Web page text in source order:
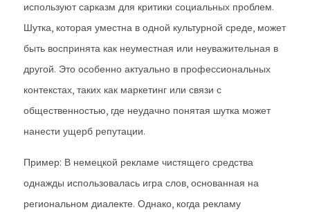
используют сарказм для критики социальных проблем.
Шутка, которая уместна в одной культурной среде, может
быть воспринята как неуместная или неуважительная в
другой. Это особенно актуально в профессиональных
контекстах, таких как маркетинг или связи с
общественностью, где неудачно понятая шутка может
нанести ущерб репутации.
Пример: В немецкой рекламе чистящего средства
однажды использовалась игра слов, основанная на
региональном диалекте. Однако, когда рекламу